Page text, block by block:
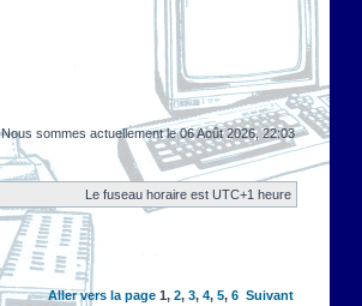
Nous sommes actuellement le 06 Août 2026, 22:03
Le fuseau horaire est UTC+1 heure
Aller vers la page 1, 2, 3, 4, 5, 6 Suivant